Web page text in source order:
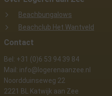
Beachbungalows
Beachclub Het Wantveld
Contact
Bel: +31 (0)6 53 94 39 84
Mail: info@logerenaanzee.nl
Noordduinseweg 22
2221 BL Katwijk aan Zee